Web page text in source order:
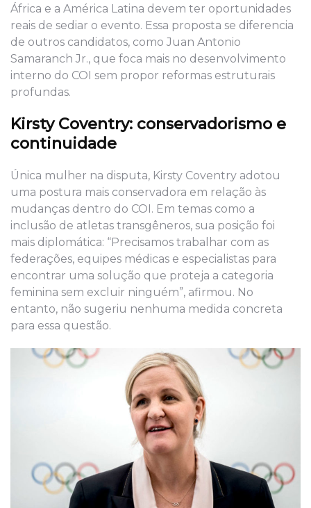
África e a América Latina devem ter oportunidades
reais de sediar o evento. Essa proposta se diferencia
de outros candidatos, como Juan Antonio
Samaranch Jr., que foca mais no desenvolvimento
interno do COI sem propor reformas estruturais
profundas.
Kirsty Coventry: conservadorismo e
continuidade
Única mulher na disputa, Kirsty Coventry adotou
uma postura mais conservadora em relação às
mudanças dentro do COI. Em temas como a
inclusão de atletas transgêneros, sua posição foi
mais diplomática: “Precisamos trabalhar com as
federações, equipes médicas e especialistas para
encontrar uma solução que proteja a categoria
feminina sem excluir ninguém”, afirmou. No
entanto, não sugeriu nenhuma medida concreta
para essa questão.